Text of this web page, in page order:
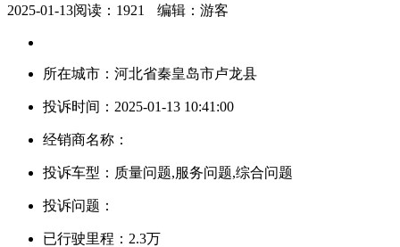
2025-01-13阅读： 1921 编辑：游客
所在城市：河北省秦皇岛市卢龙县
投诉时间：2025-01-13 10:41:00
经销商名称：
投诉车型：质量问题,服务问题,综合问题
投诉问题：
已行驶里程：2.3万